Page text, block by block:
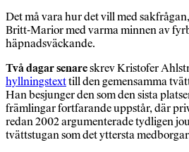
Det må vara hur det vill med
Britt-Marior med varma minnen av
häpnadsväckande.
Två dagar senareskrev Kristofer
hyllningstexttill den gemensamma
Han besjunger den som den sista
främlingar fortfarande uppstår, där
redan 2002 argumenterade tydligen
tvättstugan som det yttersta